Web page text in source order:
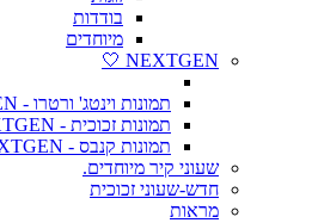
בודדות
מיוחדים
NEXTGEN 🤍
תמונות וינטג' ורטרו - NEXTGEN
תמונות זכוכית - NEXTGEN
תמונות קנבס - NEXTGEN
שעוני קיר מיוחדים.
חדש-שעוני זכוכית
מראות